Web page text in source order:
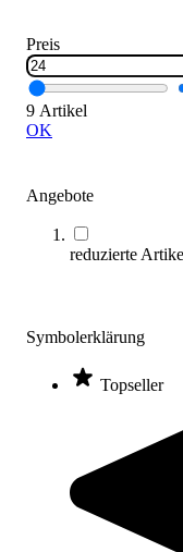
Preis
9 Artikel
OK
Angebote
reduzierte
Symbolerklärung
Topseller
Zum Produkt
Längere Lieferzeit
Zum Produkt
Längere Lieferzeit